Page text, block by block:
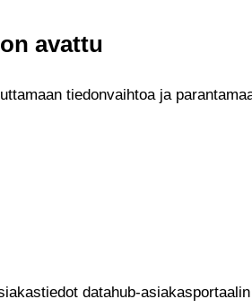
avattu
tiedonvaihtoa ja
datahub-